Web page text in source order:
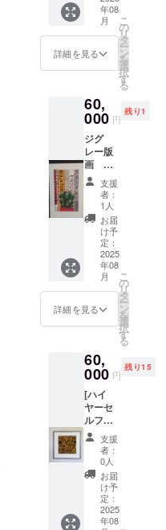
レーム
サイ
ズ 約
32×47
㎝ 多
少のサ
更はご
ざいま
すの
で、ご
了承く
ださ
い。
年08
月
詳細を見る
こ
の
リ
タ
ー
ン
を
選
択
す
る
60,
000 円
残り1
ジグ
レー版
画
「本棚
のサボ
ン」
画面サ
イズ
約
23×33
㎝ フ
レーム
サイ
ズ 約
34×45
少のサ
イズ変
更がご
ざいま
すの
で、ご
了承く
ださ
い。
支援
者：
1人
お届
け予
定：
2025
年08
月
詳細を見る
こ
の
リ
タ
ー
ン
を
選
択
す
る
60,
000 円
残り15
[ハイ
ヤーセ
ルフに
赦され
る存在
たち] フ
レーム
に入っ
たジグ
レー版
画 画
支援
者：
0人
お届
け予
定：
2025
年08